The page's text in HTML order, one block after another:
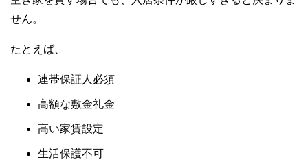
せん。
たとえば、
連帯保証人必須
高額な敷金礼金
高い家賃設定
生活保護不可